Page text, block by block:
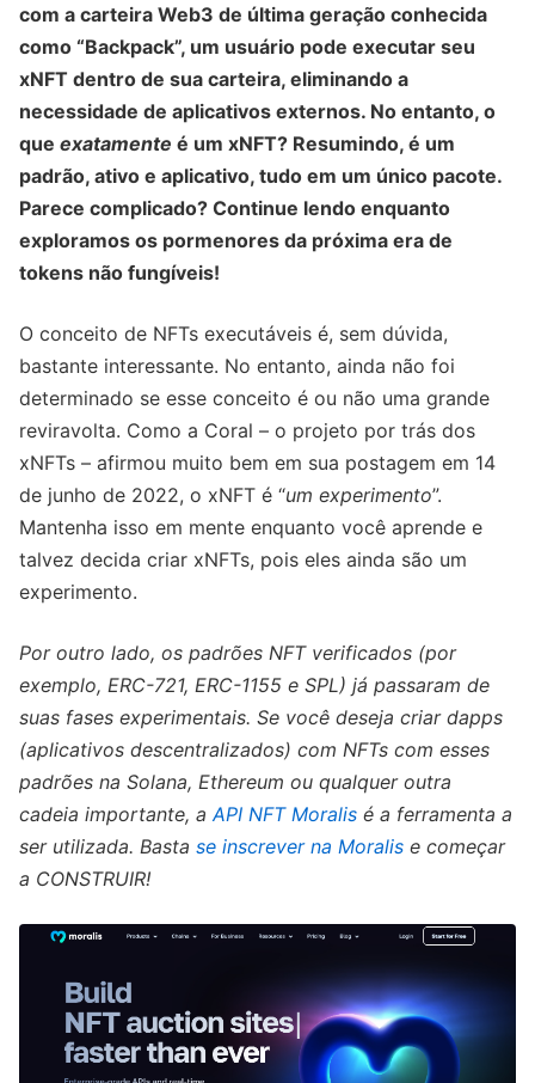
com a carteira Web3 de última geração conhecida
como “Backpack”, um usuário pode executar seu
xNFT dentro de sua carteira, eliminando a
necessidade de aplicativos externos. No entanto, o
que exatamente é um xNFT? Resumindo, é um
padrão, ativo e aplicativo, tudo em um único pacote.
Parece complicado? Continue lendo enquanto
exploramos os pormenores da próxima era de
tokens não fungíveis!
O conceito de NFTs executáveis ​​é, sem dúvida,
bastante interessante. No entanto, ainda não foi
determinado se esse conceito é ou não uma grande
reviravolta. Como a Coral – o projeto por trás dos
xNFTs – afirmou muito bem em sua postagem em 14
de junho de 2022, o xNFT é “um experimento”.
Mantenha isso em mente enquanto você aprende e
talvez decida criar xNFTs, pois eles ainda são um
experimento.
Por outro lado, os padrões NFT verificados (por
exemplo, ERC-721, ERC-1155 e SPL) já passaram de
suas fases experimentais. Se você deseja criar dapps
(aplicativos descentralizados) com NFTs com esses
padrões na Solana, Ethereum ou qualquer outra
cadeia importante, a API NFT Moralis é a ferramenta a
ser utilizada. Basta se inscrever na Moralis e começar
a CONSTRUIR!